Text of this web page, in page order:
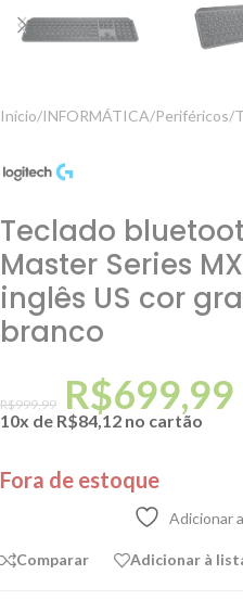
Início/INFORMÁTICA/Periféricos/
Teclado
Master Series
inglês US cor
branco
R$999,99 R$699,99
10x de R$84,12 no cartão
Fora de estoque
Adicionar
Comparar Adicionar à